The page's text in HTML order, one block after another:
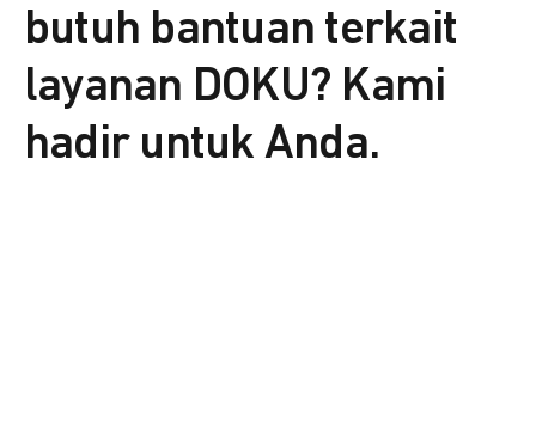
butuh bantuan terkait
layanan DOKU? Kami
hadir untuk Anda.